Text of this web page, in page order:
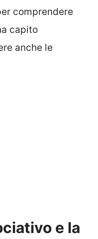
comprendere
capito
anche le
e la